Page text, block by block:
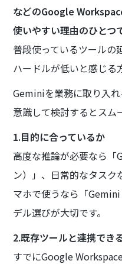
などのGoogle
使いやすい理由のひとつ
普段使っているツールの
ハードルが低いと感じる
Geminiを業務に取り入
意識して検討するとスム
1.目的に合っているか
高度な推論が必要なら「
ン）」、日常的なタス
マホで使うなら「
デル選びが大切です。
2.既存ツールと連携でき
すでにGoogle